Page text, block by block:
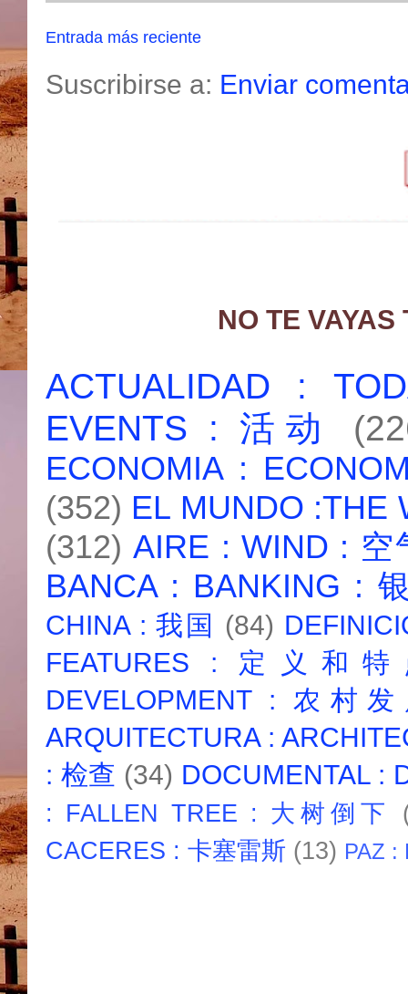
Entrada más reciente
Suscribirse a: Enviar
NO TE
ACTUALIDAD :
EVENTS : 活动
ECONOMIA :
(352) EL MUNDO :THE
(312) AIRE : WIND : 空
BANCA : BANKING :
CHINA : 我国 (84)
FEATURES : 定义和
DEVELOPMENT : 农村
ARQUITECTURA :
: 检查 (34) DOCUMENTAL :
: FALLEN TREE : 大树倒下
CACERES : 卡塞雷斯 (13) PAZ :